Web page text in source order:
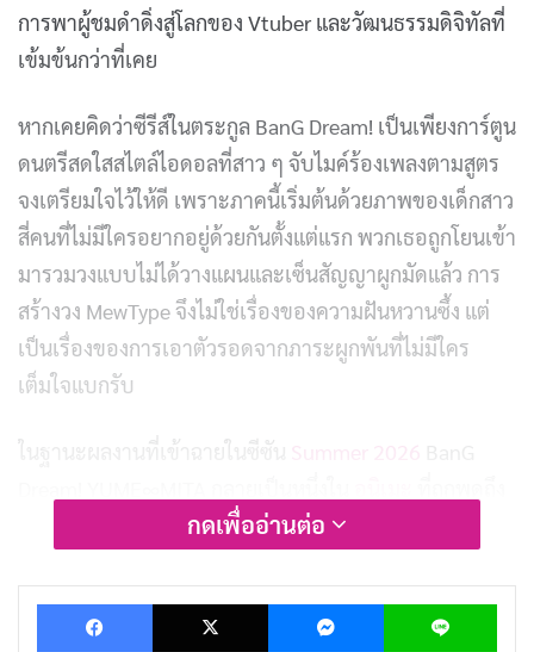
การพาผู้ชมดำดิ่งสู่โลกของ Vtuber และวัฒนธรรมดิจิทัลที่
เข้มข้นกว่าที่เคย
หากเคยคิดว่าซีรีส์ในตระกูล BanG Dream! เป็นเพียงการ์ตูน
ดนตรีสดใสสไตล์ไอดอลที่สาว ๆ จับไมค์ร้องเพลงตามสูตร
จงเตรียมใจไว้ให้ดี เพราะภาคนี้เริ่มต้นด้วยภาพของเด็กสาว
สี่คนที่ไม่มีใครอยากอยู่ด้วยกันตั้งแต่แรก พวกเธอถูกโยนเข้า
มารวมวงแบบไม่ได้วางแผนและเซ็นสัญญาผูกมัดแล้ว การ
สร้างวง MewType จึงไม่ใช่เรื่องของความฝันหวานซึ้ง แต่
เป็นเรื่องของการเอาตัวรอดจากภาระผูกพันที่ไม่มีใคร
เต็มใจแบกรับ
ในฐานะผลงานที่เข้าฉายในซีซัน Summer 2026
มากที่สุดอย่างรวดเร็ว ด้วยการเปิดองก์ที่ทะเยอทะยาน ใช้
MewType ได้แก่ อาราเละ นากามาจิ (Arale Nakamachi),
โนโนกะ มิยานากะ (Nonoka Miyanaga), ยูโนะ เซ็นโงคุ
กดเพื่ออ่านต่อ
Facebook X Messenger Line